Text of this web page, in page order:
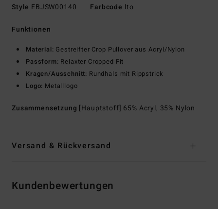
Style EBJSW00140 Farbcode lto
Funktionen
Material: Gestreifter Crop Pullover aus Acryl/Nylon
Passform: Relaxter Cropped Fit
Kragen/Ausschnitt: Rundhals mit Rippstrick
Logo: Metalllogo
Zusammensetzung [Hauptstoff] 65% Acryl, 35% Nylon
Versand & Rückversand
Kundenbewertungen